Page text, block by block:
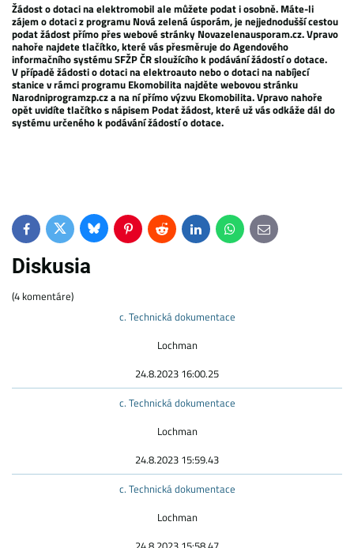
Žádost o dotaci na elektromobil ale můžete podat i osobně. Máte-li
zájem o dotaci z programu Nová zelená úsporám, je nejjednodušší cestou
podat žádost přímo přes webové stránky Novazelenausporam.cz. Vpravo
nahoře najdete tlačítko, které vás přesměruje do Agendového
informačního systému SFŽP ČR sloužícího k podávání žádostí o dotace.
V případě žádosti o dotaci na elektroauto nebo o dotaci na nabíjecí
stanice v rámci programu Ekomobilita najděte webovou stránku
Narodniprogramzp.cz a na ní přímo výzvu Ekomobilita. Vpravo nahoře
opět uvidíte tlačítko s nápisem Podat žádost, které už vás odkáže dál do
systému určeného k podávání žádostí o dotace.
FacebookTwitterBlueskyPinterestReddit LinkedInWhatsApp
E-
mail
Diskusia
(4 komentáre)
c. Technická dokumentace
Lochman
24.8.2023 16:00.25
c. Technická dokumentace
Lochman
24.8.2023 15:59.43
c. Technická dokumentace
Lochman